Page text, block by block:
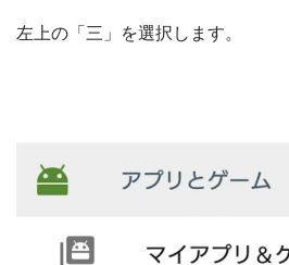
左上の「三」を選択します。